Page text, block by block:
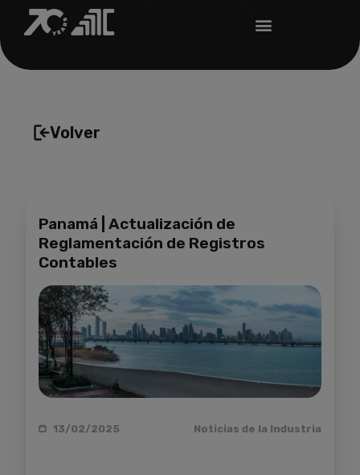
Volver
Panamá | Actualización de
Reglamentación de Registros
Contables
13/02/2025 Noticias de la Industria